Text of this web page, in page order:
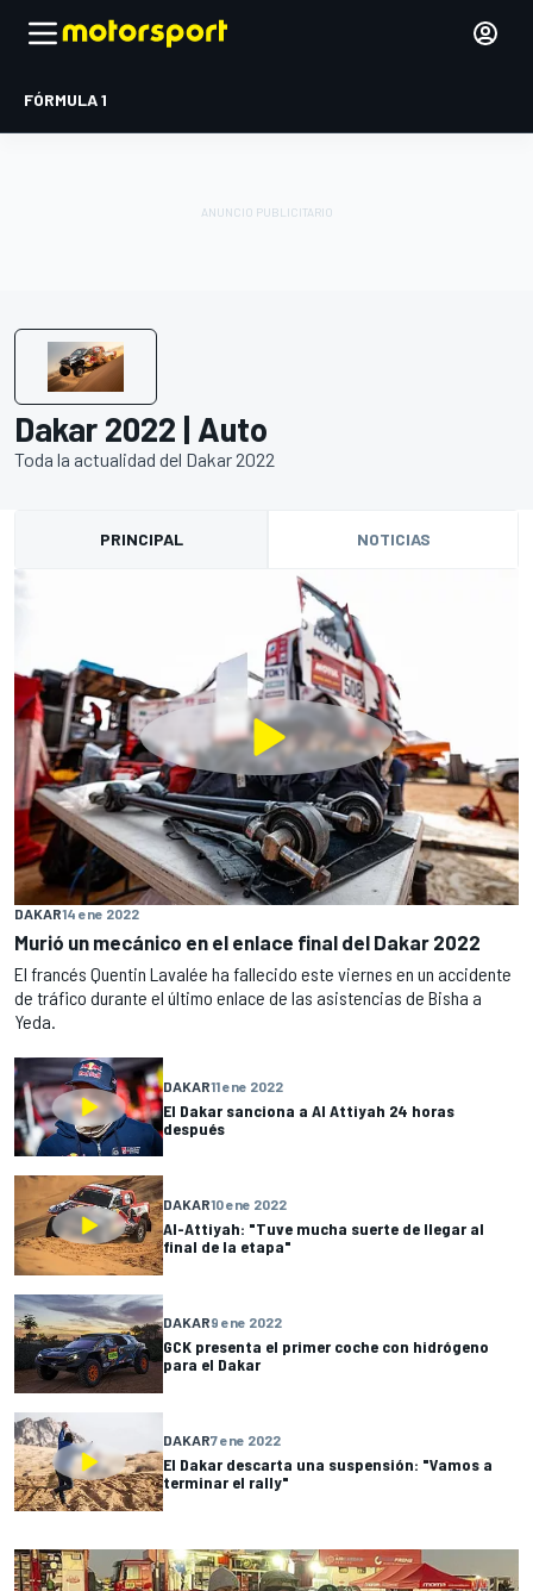
FÓRMULA 1
Dakar 2022 | Auto
Toda la actualidad del Dakar 2022
PRINCIPAL NOTICIAS
DAKAR14 ene 2022
Murió un mecánico en el enlace final del Dakar 2022
El francés Quentin Lavalée ha fallecido este viernes en un accidente
de tráfico durante el último enlace de las asistencias de Bisha a
Yeda.
DAKAR11 ene 2022
El Dakar sanciona a Al Attiyah 24 horas
después
DAKAR10 ene 2022
Al-Attiyah: "Tuve mucha suerte de llegar al
final de la etapa"
DAKAR9 ene 2022
GCK presenta el primer coche con hidrógeno
para el Dakar
DAKAR7 ene 2022
El Dakar descarta una suspensión: "Vamos a
terminar el rally"